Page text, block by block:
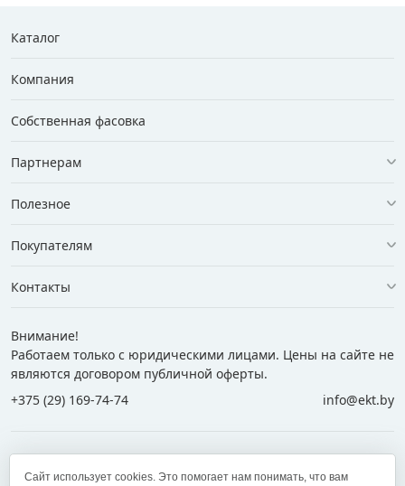
Каталог
Компания
Собственная фасовка
Партнерам
Полезное
Покупателям
Контакты
Внимание!
Работаем только с юридическими лицами. Цены на сайте не
являются договором публичной оферты.
+375 (29) 169-74-74
info@ekt.by
Сайт использует cookies. Это помогает нам понимать, что вам